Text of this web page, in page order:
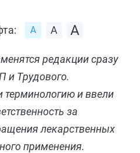
редакции сразу
и Трудового.
терминологию и ввели
за
лекарственных
применения.